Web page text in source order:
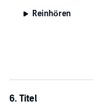
Reinhören
6. Titel